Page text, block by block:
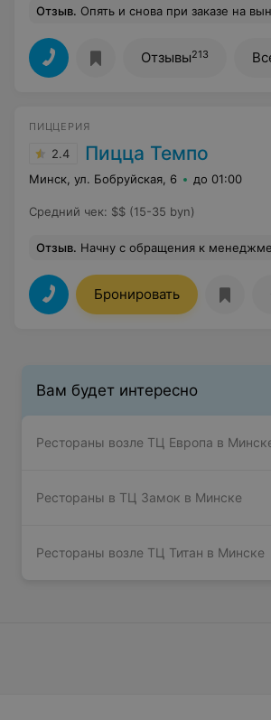
Отзыв. Опять и снова при заказе на вынос на Бобруйской, 6 не доукомплектовали заказ. В чеке соусы есть, а по факту - нет. Нет слов. Не знаю, кто
Отзывы213
ПИЦЦЕРИЯ
2.4 Пицца Темпо
Минск, ул. Бобруйская, 6 до 01:00
Средний чек: $$ (15-35 byn)
Отзыв. Начну с обращения к менеджменту и, в частности, к руководству сего заведения! Внимательней относитесь к подбору персонала, ибо вы просто растеряете всех клиентов! Лучшая реклама-сарафанное радио и, уж поверьте, ни я, ни один мало мальски знакомый человек после сегодняшнего посещения к вам больше не придет! Темпо-пиццерия и, уж понятно, уровень обслуживания не ресторанный, но послушайте, получить такое хамство-увольте! Сегодняшним вечером, Темпо в Галилео, официант Дмитрий. Во-первых он принес нам совершенно не латте макиато, а какое-то
Бронировать
Вам будет интересно
Рестораны возле ТЦ Европа в
Рестораны в ТЦ Замок в Минске
Рестораны возле ТЦ Титан в Минске